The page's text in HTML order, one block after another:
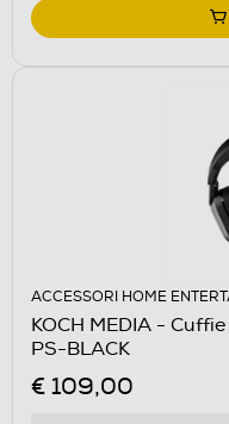
ACCESSORI HOME
KOCH MEDIA -
PS-BLACK
€ 109,00